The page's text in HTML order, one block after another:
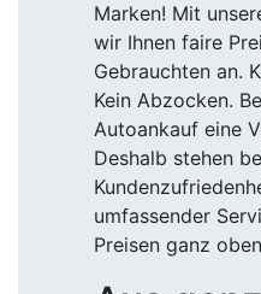
Marken! Mit
wir Ihnen faire
Gebrauchten an.
Kein Abzocken.
Autoankauf eine
Deshalb stehen
umfassender
Preisen ganz